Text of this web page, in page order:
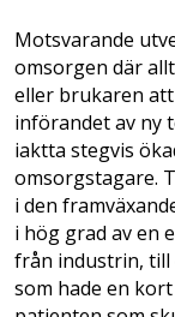
Motsvarande
omsorgen där
eller brukaren
införandet av ny
iaktta stegvis
omsorgstagare.
i den
i hög grad av en
från industrin, till
som hade en